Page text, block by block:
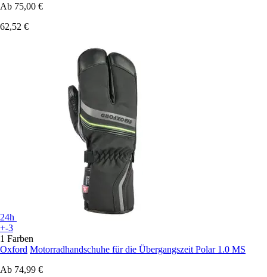
Ab 75,00 €
62,52 €
24h
+-3
1 Farben
Oxford Motorradhandschuhe für die Übergangszeit Polar 1.0 MS
Ab 74,99 €